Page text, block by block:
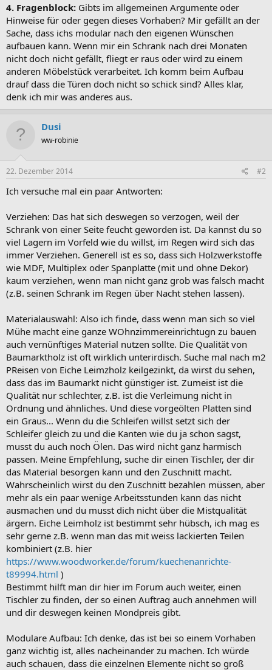
4. Fragenblock: Gibts im allgemeinen Argumente oder
Hinweise für oder gegen dieses Vorhaben? Mir gefällt an der
Sache, dass ichs modular nach den eigenen Wünschen
aufbauen kann. Wenn mir ein Schrank nach drei Monaten
nicht doch nicht gefällt, fliegt er raus oder wird zu einem
anderen Möbelstück verarbeitet. Ich komm beim Aufbau
drauf dass die Türen doch nicht so schick sind? Alles klar,
denk ich mir was anderes aus.
Dusi
ww-robinie
22. Dezember 2014 #2
Ich versuche mal ein paar Antworten:
Verziehen: Das hat sich deswegen so verzogen, weil der
Schrank von einer Seite feucht geworden ist. Da kannst du so
viel Lagern im Vorfeld wie du willst, im Regen wird sich das
immer Verziehen. Generell ist es so, dass sich Holzwerkstoffe
wie MDF, Multiplex oder Spanplatte (mit und ohne Dekor)
kaum verziehen, wenn man nicht ganz grob was falsch macht
(z.B. seinen Schrank im Regen über Nacht stehen lassen).
Materialauswahl: Also ich finde, dass wenn man sich so viel
Mühe macht eine ganze WOhnzimmereinrichtugn zu bauen
auch vernünftiges Material nutzen sollte. Die Qualität von
Baumarktholz ist oft wirklich unterirdisch. Suche mal nach m2
PReisen von Eiche Leimzholz keilgezinkt, da wirst du sehen,
dass das im Baumarkt nicht günstiger ist. Zumeist ist die
Qualität nur schlechter, z.B. ist die Verleimung nicht in
Ordnung und ähnliches. Und diese vorgeölten Platten sind
ein Graus... Wenn du die Schleifen willst setzt sich der
Schleifer gleich zu und die Kanten wie du ja schon sagst,
musst du auch noch Ölen. Das wird nicht ganz harmisch
passen. Meine Empfehlung, suche dir einen Tischler, der dir
das Material besorgen kann und den Zuschnitt macht.
Wahrscheinlich wirst du den Zuschnitt bezahlen müssen, aber
mehr als ein paar wenige Arbeitsstunden kann das nicht
ausmachen und du musst dich nicht über die Mistqualität
ärgern. Eiche Leimholz ist bestimmt sehr hübsch, ich mag es
sehr gerne z.B. wenn man das mit weiss lackierten Teilen
kombiniert (z.B. hier
https://www.woodworker.de/forum/kuechenanrichte-
t89994.html )
Bestimmt hilft man dir hier im Forum auch weiter, einen
Tischler zu finden, der so einen Auftrag auch annehmen will
und dir deswegen keinen Mondpreis gibt.
Modulare Aufbau: Ich denke, das ist bei so einem Vorhaben
ganz wichtig ist, alles nacheinander zu machen. Ich würde
auch schauen, dass die einzelnen Elemente nicht so groß